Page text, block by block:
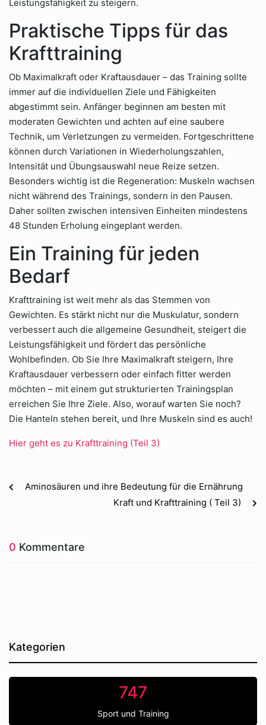
Leistungsfähigkeit zu steigern.
Praktische Tipps für das
Krafttraining
Ob Maximalkraft oder Kraftausdauer – das Training sollte
immer auf die individuellen Ziele und Fähigkeiten
abgestimmt sein. Anfänger beginnen am besten mit
moderaten Gewichten und achten auf eine saubere
Technik, um Verletzungen zu vermeiden. Fortgeschrittene
können durch Variationen in Wiederholungszahlen,
Intensität und Übungsauswahl neue Reize setzen.
Besonders wichtig ist die Regeneration: Muskeln wachsen
nicht während des Trainings, sondern in den Pausen.
Daher sollten zwischen intensiven Einheiten mindestens
48 Stunden Erholung eingeplant werden.
Ein Training für jeden
Bedarf
Krafttraining ist weit mehr als das Stemmen von
Gewichten. Es stärkt nicht nur die Muskulatur, sondern
verbessert auch die allgemeine Gesundheit, steigert die
Leistungsfähigkeit und fördert das persönliche
Wohlbefinden. Ob Sie Ihre Maximalkraft steigern, Ihre
Kraftausdauer verbessern oder einfach fitter werden
möchten – mit einem gut strukturierten Trainingsplan
erreichen Sie Ihre Ziele. Also, worauf warten Sie noch?
Die Hanteln stehen bereit, und Ihre Muskeln sind es auch!
Hier geht es zu Krafttraining (Teil 3)
Aminosäuren und ihre Bedeutung für die Ernährung
Kraft und Krafttraining ( Teil 3)
0 Kommentare
Kategorien
747
Sport und Training